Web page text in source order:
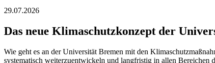
29.07.2026
Das neue Klimaschutzkonzept der
Wie geht es an der Universität Bremen mit den
systematisch weiterzuentwickeln und langfristig in allen Bereichen